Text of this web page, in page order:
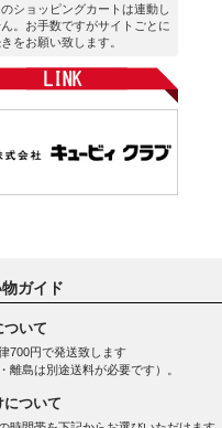
ショッピングカートは連動し
。お手数ですがサイトごとに
をお願い致します。
ガイド
ついて
700円で発送致します
離島は別途送料が必要です）。
について